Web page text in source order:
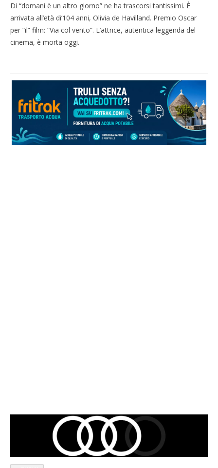
Di “domani è un altro giorno” ne ha trascorsi tantissimi. È
arrivata all’età di’104 anni, Olivia de Havilland. Premio Oscar
per “il” film: “Via col vento”. L’attrice, autentica leggenda del
cinema, è morta oggi.